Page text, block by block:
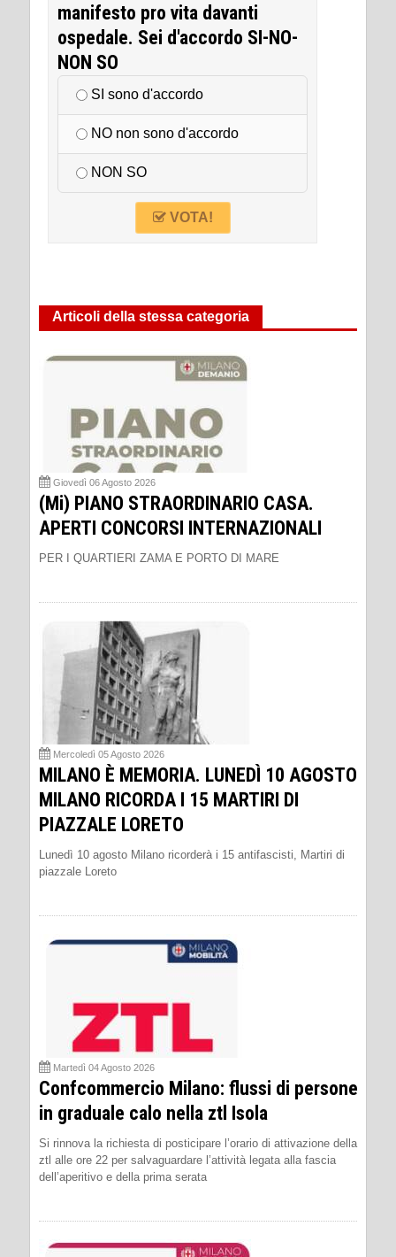
manifesto pro vita davanti
ospedale. Sei d'accordo SI-NO-
NON SO
SI sono d'accordo
NO non sono d'accordo
NON SO
VOTA!
Articoli della stessa categoria
Giovedì 06 Agosto 2026
(Mi) PIANO STRAORDINARIO CASA.
APERTI CONCORSI INTERNAZIONALI
PER I QUARTIERI ZAMA E PORTO DI MARE
Mercoledì 05 Agosto 2026
MILANO È MEMORIA. LUNEDÌ 10 AGOSTO
MILANO RICORDA I 15 MARTIRI DI
PIAZZALE LORETO
Lunedì 10 agosto Milano ricorderà i 15 antifascisti, Martiri di
piazzale Loreto
Martedì 04 Agosto 2026
Confcommercio Milano: flussi di persone
in graduale calo nella ztl Isola
Si rinnova la richiesta di posticipare l’orario di attivazione della
ztl alle ore 22 per salvaguardare l’attività legata alla fascia
dell’aperitivo e della prima serata